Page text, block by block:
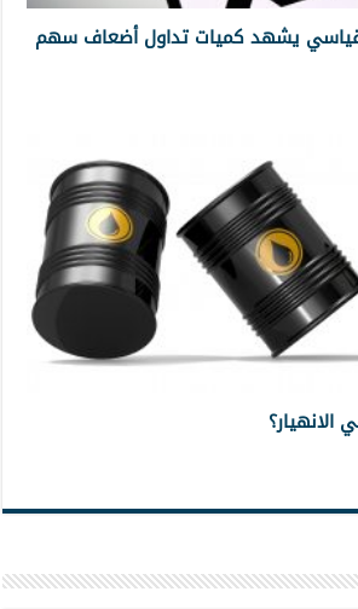
يشهد كميات تداول أضعاف سهم
الانهيار؟